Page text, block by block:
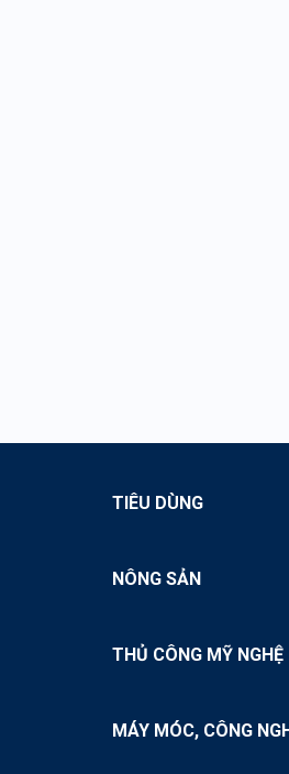
TIÊU DÙNG
NÔNG SẢN
THỦ CÔNG MỸ NGHỆ
MÁY MÓC, CÔNG